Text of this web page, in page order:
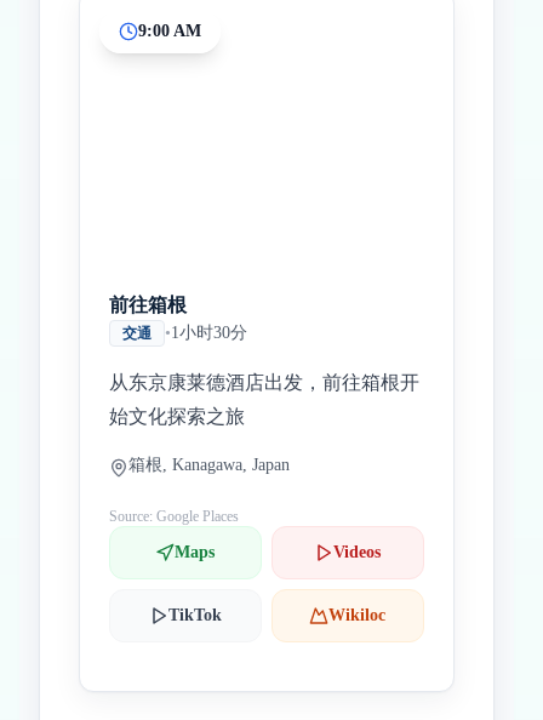
9:00 AM
前往箱根
交通 •1小时30分
从东京康莱德酒店出发，前往箱根开
始文化探索之旅
箱根, Kanagawa, Japan
Source: Google Places
Maps Videos
TikTok Wikiloc